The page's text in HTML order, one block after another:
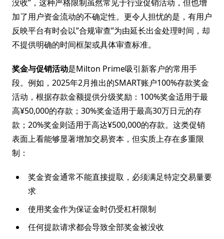
没收”，这种严格限制虽然常见于行业促销活动，但也增
加了用户资金流动的不确定性。更令人担忧的是，有用户
反映平台有时会以”合规审查”为由延长出金处理时间，却
不提供明确的时间框架或具体审查标准。
奖金与促销活动是Milton Prime吸引新客户的常用手
段。例如，2025年2月推出的SMART账户100%存款奖金
活动，根据存款金额提供分级奖励：100%奖金适用于最
高¥50,000的存款；30%奖金适用于最高30万日元的存
款；20%奖金则适用于高达¥500,000的存款。这类促销
表面上看能够显著增加交易资本，但实质上存在多重限
制：
奖金资金通常不能直接提取，必须满足特定交易量要
求
使用奖金作为保证金时仍受杠杆限制
任何提款请求都会导致全部奖金被没收